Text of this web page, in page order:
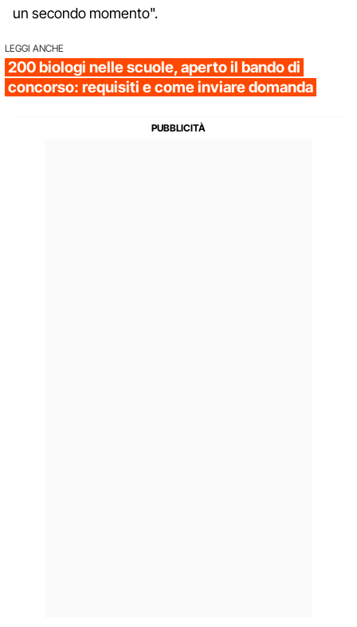
un secondo momento".
LEGGI ANCHE
200 biologi nelle scuole, aperto il bando di
concorso: requisiti e come inviare domanda